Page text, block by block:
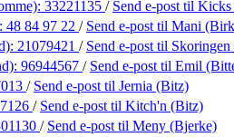
33221135 / Send e-post til Kicks
48 84 97 22 / Send e-post til Mani
21079421 / Send e-post til Skoringen
96944567 / Send e-post til Emil
/ Send e-post til Jernia (Bitz)
/ Send e-post til Kitch'n (Bitz)
/ Send e-post til Meny (Bjerke)